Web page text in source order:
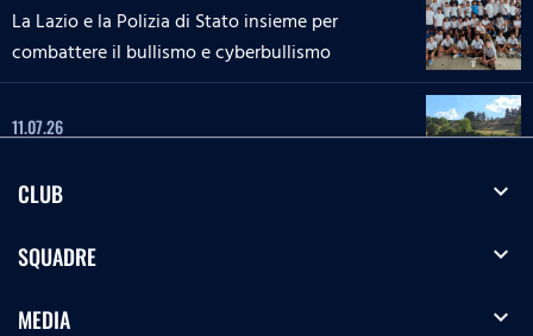
La Lazio e la Polizia di Stato insieme per
combattere il bullismo e cyberbullismo
11.07.26
04.07.26
Le interviste del Lazio Summer Camp di Rieti
CLUB expand_more
SQUADRE expand_more
MEDIA expand_more